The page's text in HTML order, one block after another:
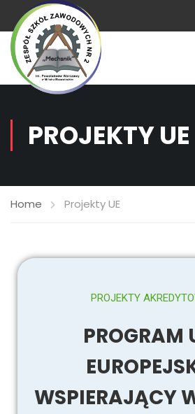
PROJEKTY UE
Home Projekty UE
PROJEKTY
PROGRAM
WSPIERAJĄCY